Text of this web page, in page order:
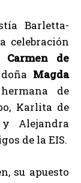
Barletta-
celebración
Carmen de
Magda
hermana de
Karlita de
Alejandra
de la EIS.
su apuesto